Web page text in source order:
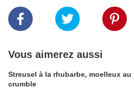
Vous aimerez aussi
Streusel à la rhubarbe, moelleux au
crumble